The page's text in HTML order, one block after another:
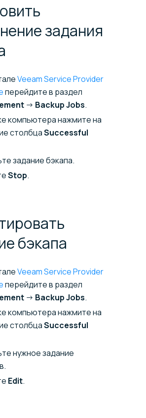
задания
Veeam Service Provider
перейдите в раздел
→ Backup Jobs.
компьютера нажмите на
столбцаSuccessful
задание бэкапа.
Stop.
бэкапа
Veeam Service Provider
перейдите в раздел
→ Backup Jobs.
компьютера нажмите на
столбцаSuccessful
нужное задание
Edit.